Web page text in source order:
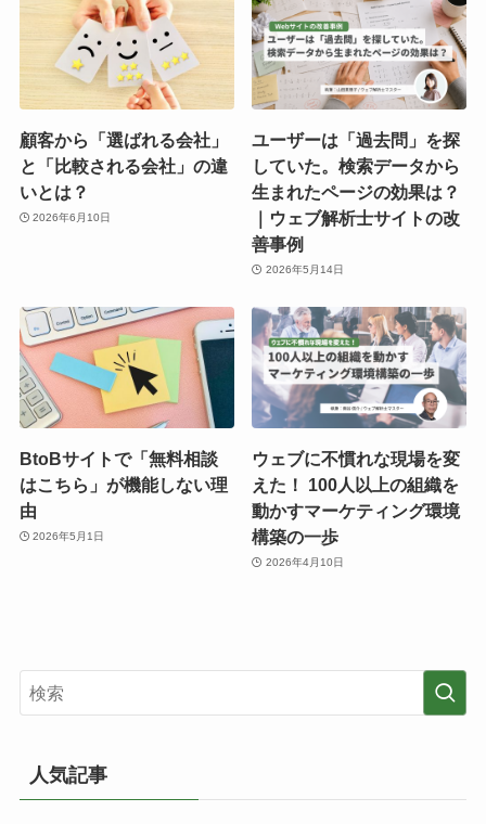
顧客から「選ばれる会社」
と「比較される会社」の違
いとは？
2026年6月10日
ユーザーは「過去問」を探
していた。検索データから
生まれたページの効果は？
｜ウェブ解析士サイトの改
善事例
2026年5月14日
BtoBサイトで「無料相談
はこちら」が機能しない理
由
2026年5月1日
ウェブに不慣れな現場を変
えた！ 100人以上の組織を
動かすマーケティング環境
構築の一歩
2026年4月10日
人気記事